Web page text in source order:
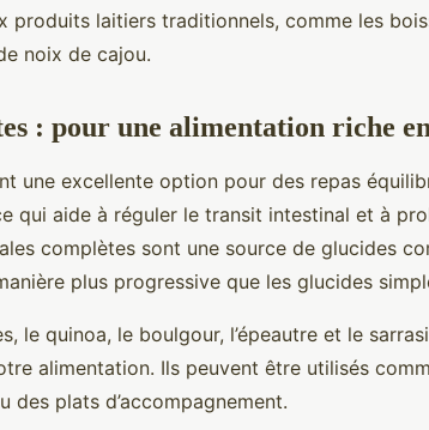
produits laitiers traditionnels, comme les
noix de cajou.
: pour une alimentation riche
une excellente option pour des repas
qui aide à réguler le transit intestinal et à
complètes sont une source de glucides
plus progressive que les glucides
le quinoa, le boulgour, l’épeautre et le
alimentation. Ils peuvent être utilisés
des plats d’accompagnement.